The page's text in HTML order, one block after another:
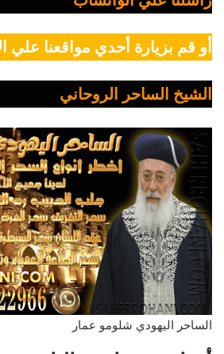
أو قم بزيارة أحدي مواقعنا علي
الشيخ الساحر الروحاني
الساحر اليهودي شلومو عمار